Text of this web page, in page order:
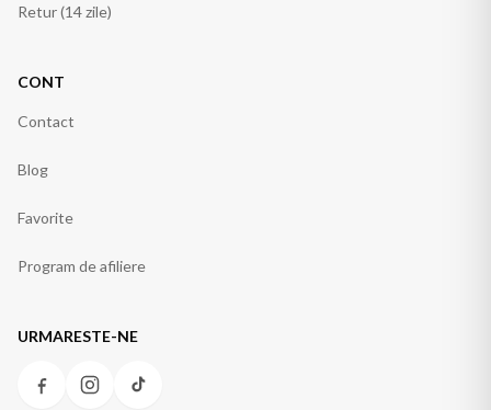
Retur (14 zile)
CONT
Contact
Blog
Favorite
Program de afiliere
URMARESTE-NE